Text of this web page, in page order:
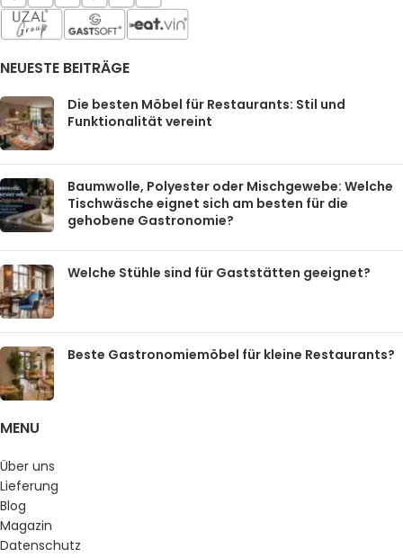
NEUESTE BEITRÄGE
Die besten Möbel für Restaurants: Stil und
Funktionalität vereint
Baumwolle, Polyester oder Mischgewebe: Welche
Tischwäsche eignet sich am besten für die
gehobene Gastronomie?
Welche Stühle sind für Gaststätten geeignet?
Beste Gastronomiemöbel für kleine Restaurants?
MENU
Über uns
Lieferung
Blog
Magazin
Datenschutz